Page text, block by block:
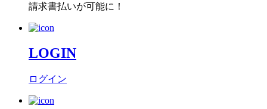
請求書払いが可能に！
LOGIN
ログイン